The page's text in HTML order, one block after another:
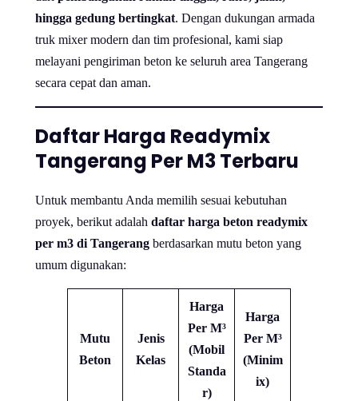
hingga gedung bertingkat. Dengan dukungan armada
truk mixer modern dan tim profesional, kami siap
melayani pengiriman beton ke seluruh area Tangerang
secara cepat dan aman.
Daftar Harga Readymix
Tangerang Per M3 Terbaru
Untuk membantu Anda memilih sesuai kebutuhan
proyek, berikut adalah daftar harga beton readymix
per m3 di Tangerang berdasarkan mutu beton yang
umum digunakan:
Mutu
Beton
Jenis
Kelas
Harga
Per M³
(Mobil
Standa
r)
Harga
Per M³
(Minim
ix)